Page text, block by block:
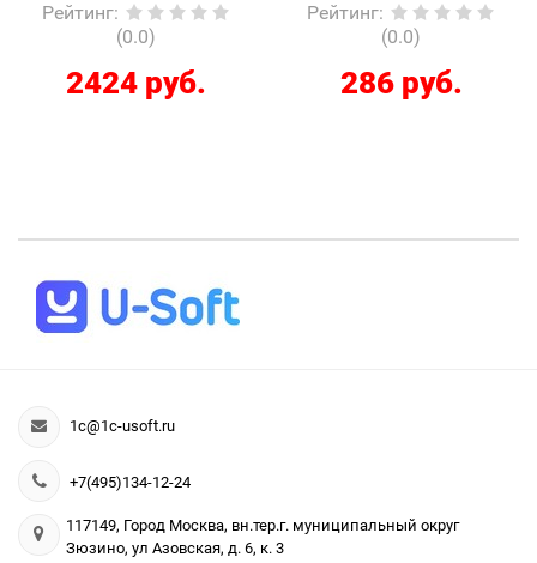
Рейтинг:
(0.0)
2424 руб.
Рейтинг:
(0.0)
286 руб.
1c@1c-usoft.ru
+7(495)134-12-24
117149, Город Москва, вн.тер.г. муниципальный округ
Зюзино, ул Азовская, д. 6, к. 3